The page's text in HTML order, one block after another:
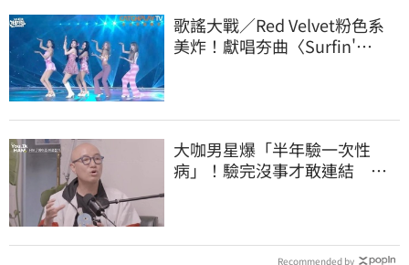
歌謠大戰／Red Velvet粉色系
美炸！獻唱夯曲〈Surfin'
大咖男星爆「半年驗一次性
病」！驗完沒事才敢連結 自
Recommended by